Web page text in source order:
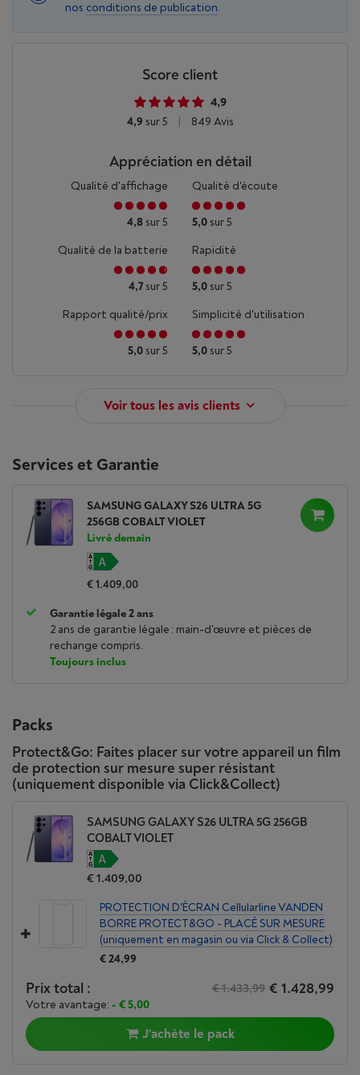
Un design raffiné
finition raffinée.
Processeur personnalisé pour
Notre puissant processeur est conçu pour libérer tout le
potentiel de Galaxy AI pour les utilisateurs multitâches
Le premier Privacy Display sur
mobile du monde
S26 Ultra. Lorsqu’il est activé, le Privacy Display protège
vos informations personnelles en masquant l’intégralité
de l’écran. Vous pouvez également choisir ce que vous
souhaitez masquer, par exemple certaines applications,
nos conditions de publication.
Score client
4,9
4,9 sur 5 849 Avis
Appréciation en détail
Qualité d'affichage
4,8 sur 5
Qualité d'écoute
5,0 sur 5
Qualité de la batterie
4,7sur 5
Rapidité
5,0 sur 5
Rapport qualité/prix
5,0 sur 5
Simplicité d'utilisation
5,0 sur 5
Voir tous les avis clients
Services et Garantie
SAMSUNG GALAXY S26 ULTRA 5G
256GB COBALT VIOLET
Livré demain
€ 1.409,00
Garantie légale 2 ans
2 ans de garantie légale : main-d'œuvre et pièces de
rechange compris.
Toujours inclus
Packs
Protect&Go: Faites placer sur votre appareil un film
de protection sur mesure super résistant
(uniquement disponible via Click&Collect)
SAMSUNG GALAXY S26 ULTRA 5G 256GB
COBALT VIOLET
€ 1.409,00
PROTECTION D'ÉCRAN Cellularline VANDEN
BORRE PROTECT&GO - PLACÉ SUR MESURE
(uniquement en magasin ou via Click & Collect)
€ 24,99
Prix total : € 1.433,99 € 1.428,99
Votre avantage: - € 5,00
J'achète le pack